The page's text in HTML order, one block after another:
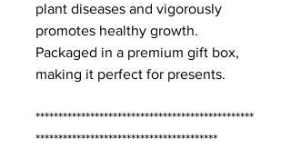
plant diseases and vigorously
promotes healthy growth.
Packaged in a premium gift box,
making it perfect for presents.
************************************************
****************************************